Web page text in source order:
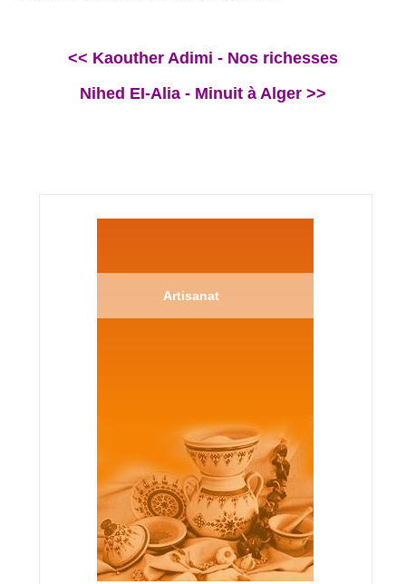
<< Kaouther Adimi - Nos richesses
Nihed EI-Alia - Minuit à Alger >>
Artisanat